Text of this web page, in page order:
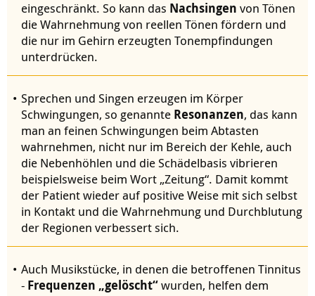
eingeschränkt. So kann das Nachsingen von Tönen
die Wahrnehmung von reellen Tönen fördern und
die nur im Gehirn erzeugten Tonempfindungen
unterdrücken.
Sprechen und Singen erzeugen im Körper
Schwingungen, so genannte Resonanzen, das kann
man an feinen Schwingungen beim Abtasten
wahrnehmen, nicht nur im Bereich der Kehle, auch
die Nebenhöhlen und die Schädelbasis vibrieren
beispielsweise beim Wort „Zeitung“. Damit kommt
der Patient wieder auf positive Weise mit sich selbst
in Kontakt und die Wahrnehmung und Durchblutung
der Regionen verbessert sich.
Auch Musikstücke, in denen die betroffenen Tinnitus
- Frequenzen „gelöscht“wurden, helfen dem